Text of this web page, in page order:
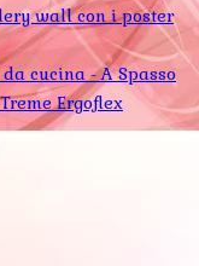
wall con i poster
cucina - A Spasso
Ergoflex